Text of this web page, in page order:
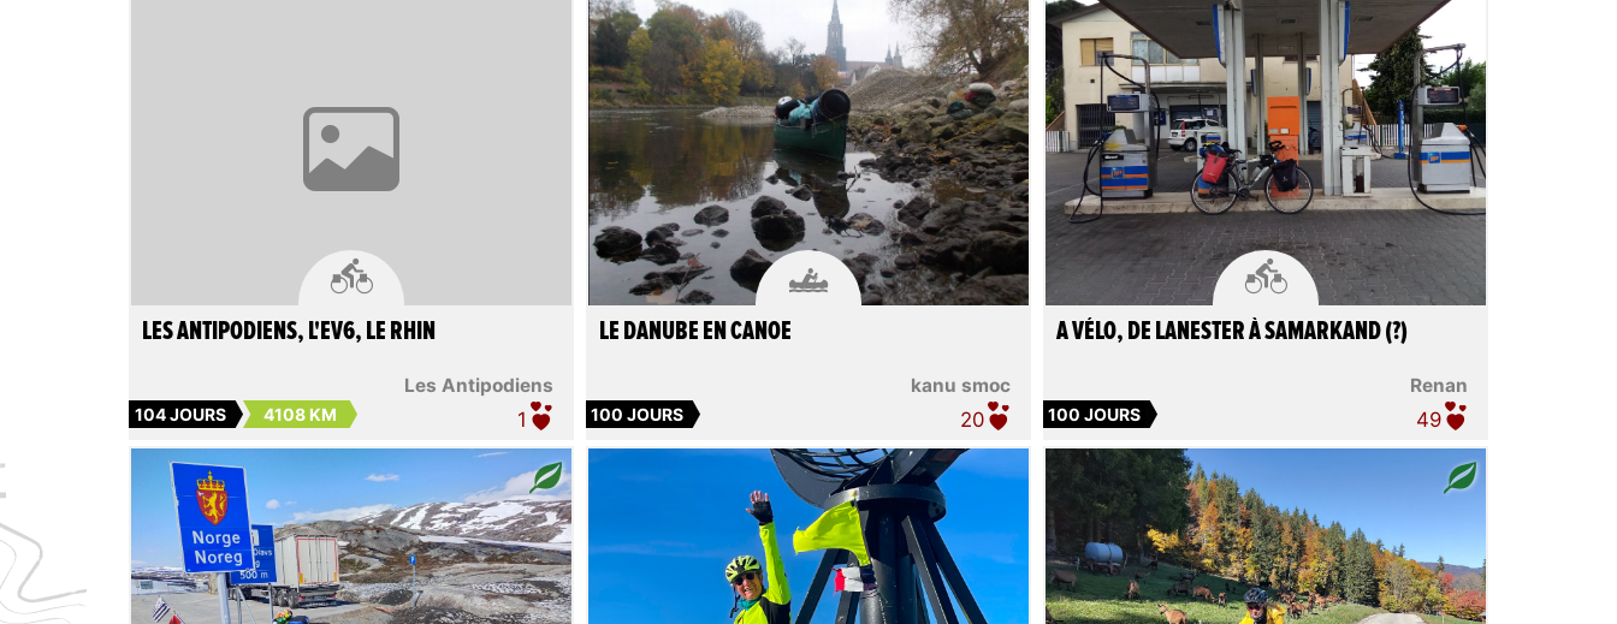

Les Antipodiens
LES ANTIPODIENS, L'EV6, LE RHIN
104 JOURS 4108 KM 1

kanu smoc
LE DANUBE EN CANOE
100 JOURS 20

Renan
A VÉLO, DE LANESTER À SAMARKAND (?)
100 JOURS 49